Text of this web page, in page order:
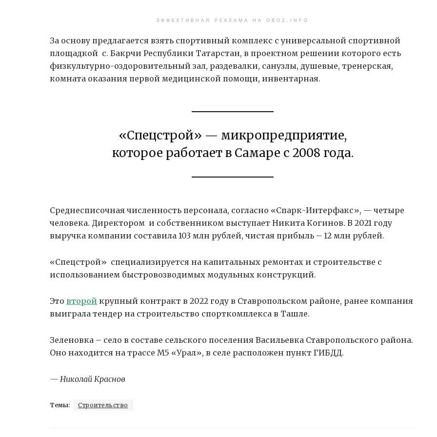
ЭФФЕКТИВНАЯ РЕКЛАМА НА OBOZ.INFO
За основу предлагается взять спортивный комплекс с универсальной спортивной
площадкой с. Бакрчи Республики Татарстан, в проектном решении которого есть
физкультурно-оздоровительный зал, раздевалки, санузлы, душевые, тренерская,
комната оказания первой медицинской помощи, инвентарная.
«Спецстрой» — микропредприятие,
которое работает в Самаре с 2008 года.
Среднесписочная численность персонала, согласно «Спарк-Интерфакс», — четыре
человека. Директором и собственником выступает Никита Когинов. В 2021 году
выручка компании составила 103 млн рублей, чистая прибыль – 12 млн рублей.
«Спецстрой» специализируется на капитальных ремонтах и строительстве с
использованием быстровозводимых модульных конструкций.
Это второй крупный контракт в 2022 году в Ставропольском районе, ранее компания
выиграла тендер на строительство спорткомплекса в Ташле.
Зеленовка – село в составе сельского поселения Васильевка Ставропольского района.
Оно находится на трассе M5 «Урал», в селе расположен пункт ГИБДД.
— Николай Краснов
Темы: Строительство